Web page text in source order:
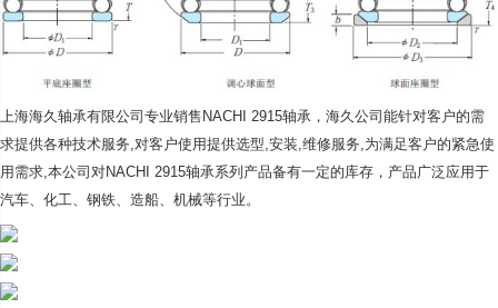
上海海久轴承有限公司专业销售NACHI 2915轴承，海久公司 能针对客户的需
求提供各种技术服务,对客户使用提供选型,安装,维修服务,为满足客户的紧急使
用需求,本公司对NACHI 2915轴承系列产品备有一定的库存，产品广泛应用于
汽车、化工、钢铁、造船、机械等行业。